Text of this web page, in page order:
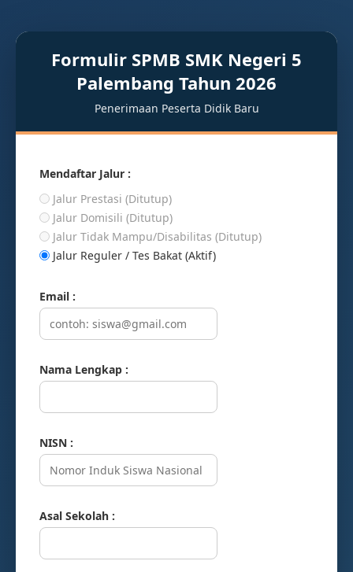
Formulir SPMB SMK Negeri 5
Palembang Tahun 2026
Penerimaan Peserta Didik Baru
Mendaftar Jalur :
Jalur Prestasi (Ditutup)
Jalur Domisili (Ditutup)
Jalur Tidak Mampu/Disabilitas (Ditutup)
Jalur Reguler / Tes Bakat (Aktif)
Email :
Nama Lengkap :
NISN :
Asal Sekolah :